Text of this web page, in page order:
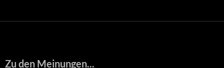
Zu den Meinungen...